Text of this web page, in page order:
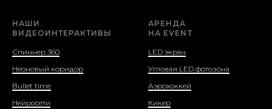
НАШИ
ВИДЕОИНТЕРАКТИВЫ
Спиннер 360
Неоновый коридор
Bullet time
Нейросети
АРЕНДА
НА EVENT
LED экран
Угловая LED фотозона
Аэрохоккей
Кикер